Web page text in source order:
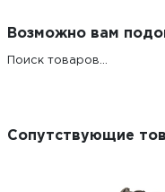
Возможно вам
Поиск товаров...
Сопутствующие